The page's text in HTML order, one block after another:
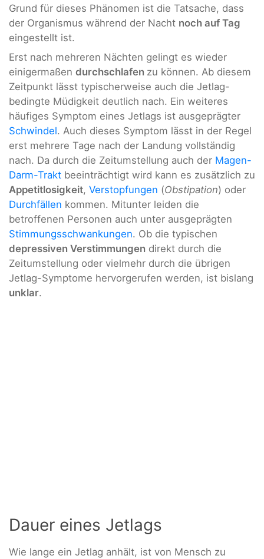
Grund für dieses Phänomen ist die Tatsache, dass
der Organismus während der Nacht noch auf Tag
eingestellt ist.
Erst nach mehreren Nächten gelingt es wieder
einigermaßen durchschlafen zu können. Ab diesem
Zeitpunkt lässt typischerweise auch die Jetlag-
bedingte Müdigkeit deutlich nach. Ein weiteres
häufiges Symptom eines Jetlags ist ausgeprägter
Schwindel. Auch dieses Symptom lässt in der Regel
erst mehrere Tage nach der Landung vollständig
nach. Da durch die Zeitumstellung auch der Magen-
Darm-Trakt beeinträchtigt wird kann es zusätzlich zu
Appetitlosigkeit, Verstopfungen (Obstipation) oder
Durchfällen kommen. Mitunter leiden die
betroffenen Personen auch unter ausgeprägten
Stimmungsschwankungen. Ob die typischen
depressiven Verstimmungen direkt durch die
Zeitumstellung oder vielmehr durch die übrigen
Jetlag-Symptome hervorgerufen werden, ist bislang
unklar.
Dauer eines Jetlags
Wie lange ein Jetlag anhält, ist von Mensch zu